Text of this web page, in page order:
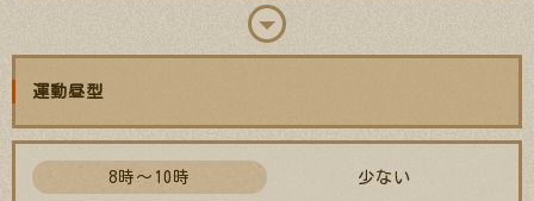
運動昼型
8時～10時 少ない